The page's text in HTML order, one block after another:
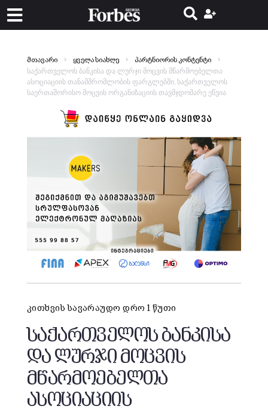
მთავარი ყველა სიახლე პარტნიორის კონტენტი
საქართველოს ბანკისა და ლურჯი მოცვის მწარმოებელთა
ასოციაციის თანამშრომლობის ფარგლებში, საქართველოს
საერთაშორისო მოცვის ორგანიზაციის თავმჯდომარე ეწვია
კითხვის სავარაუდო დრო 1 წუთი
საქართველოს ბანკისა
და ლურჯი მოცვის
მწარმოებელთა
ასოციაციის